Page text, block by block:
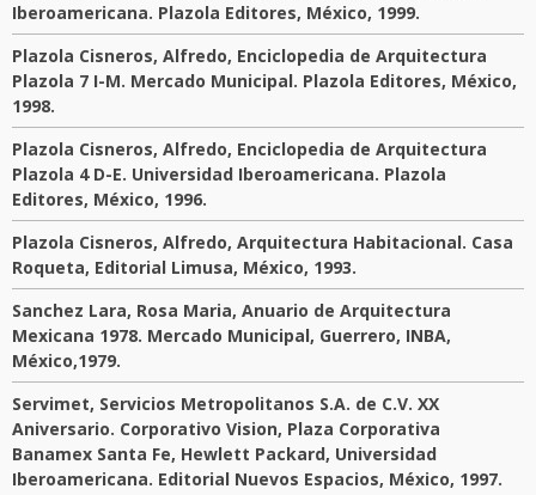
Iberoamericana. Plazola Editores, México, 1999.
Plazola Cisneros, Alfredo, Enciclopedia de Arquitectura
Plazola 7 I-M. Mercado Municipal. Plazola Editores, México,
1998.
Plazola Cisneros, Alfredo, Enciclopedia de Arquitectura
Plazola 4 D-E. Universidad Iberoamericana. Plazola
Editores, México, 1996.
Plazola Cisneros, Alfredo, Arquitectura Habitacional. Casa
Roqueta, Editorial Limusa, México, 1993.
Sanchez Lara, Rosa Maria, Anuario de Arquitectura
Mexicana 1978. Mercado Municipal, Guerrero, INBA,
México,1979.
Servimet, Servicios Metropolitanos S.A. de C.V. XX
Aniversario. Corporativo Vision, Plaza Corporativa
Banamex Santa Fe, Hewlett Packard, Universidad
Iberoamericana. Editorial Nuevos Espacios, México, 1997.